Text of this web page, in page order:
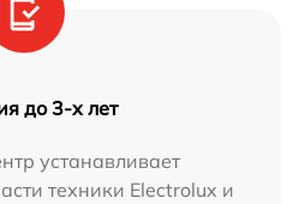
до 3-х лет
устанавливает
техники Electrolux и